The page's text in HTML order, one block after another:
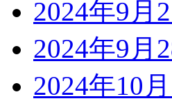
2024年9月
2024年9月
2024年10